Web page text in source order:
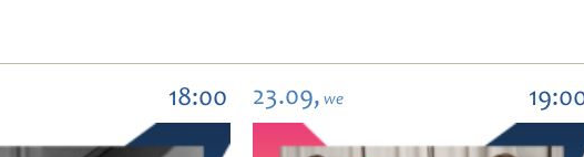
18:00 23.09, we